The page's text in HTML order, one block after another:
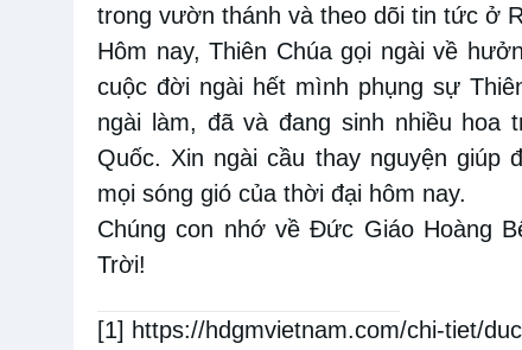
trong vườn thánh và theo dõi tin tức ở
Hôm nay, Thiên Chúa gọi ngài về
cuộc đời ngài hết mình phụng sự
ngài làm, đã và đang sinh nhiều hoa
Quốc. Xin ngài cầu thay nguyện
mọi sóng gió của thời đại hôm nay.
Chúng con nhớ về Đức Giáo Hoàng
Trời!
[1] https://hdgmvietnam.com/chi-tiet/